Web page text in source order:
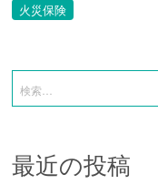
火災保険
最近の投稿